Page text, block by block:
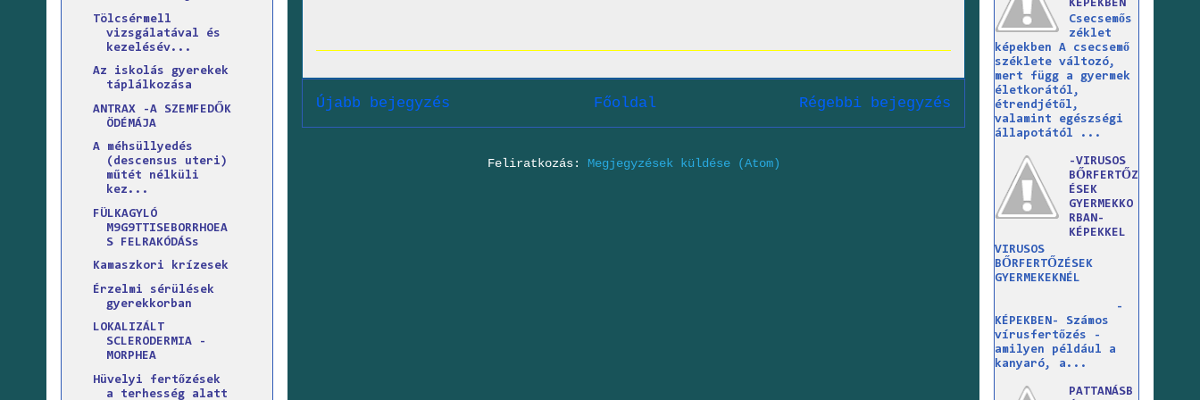
Újabb bejegyzés Régebbi bejegyzés
Főoldal
Feliratkozás: Megjegyzések küldése (Atom)
Tölcsérmell
vizsgálatával és
kezelésév...
Az iskolás gyerekek
táplálkozása
ANTRAX -A SZEMFEDŐK
ÖDÉMÁJA
A méhsüllyedés
(descensus uteri)
műtét nélküli
kez...
FÜLKAGYLÓ
M9G9TTISEBORRHOEA
S FELRAKÓDÁSs
Kamaszkori krízesek
Érzelmi sérülések
gyerekkorban
LOKALIZÁLT
SCLERODERMIA -
MORPHEA
Hüvelyi fertőzések
a terhesség alatt
KÉPEKBEN
Csecsemős
zéklet
képekben A csecsemő
széklete változó,
mert függ a gyermek
életkorától,
étrendjétől,
valamint egészségi
állapotától ...
-VIRUSOS
BŐRFERTŐZ
ÉSEK
GYERMEKKO
RBAN-
KÉPEKKEL
VIRUSOS
BŐRFERTŐZÉSEK
GYERMEKEKNÉL
-
KÉPEKBEN- Számos
vírusfertőzés -
amilyen például a
kanyaró, a...
PATTANÁSB